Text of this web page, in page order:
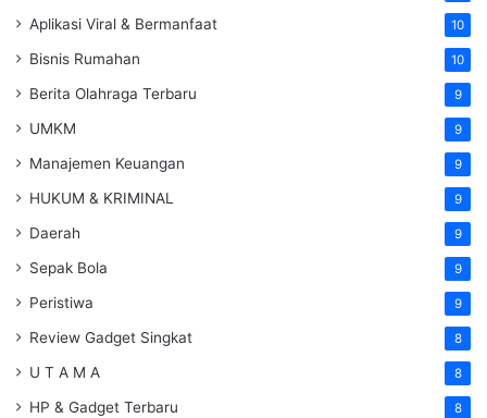
Aplikasi Viral & Bermanfaat 10
Bisnis Rumahan 10
Berita Olahraga Terbaru 9
UMKM 9
Manajemen Keuangan 9
HUKUM & KRIMINAL 9
Daerah 9
Sepak Bola 9
Peristiwa 9
Review Gadget Singkat 8
U T A M A 8
HP & Gadget Terbaru 8